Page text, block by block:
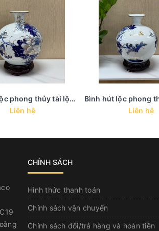
Bình hút lộc phong thủy tài lộc trưng bày in họa tiết vàng kim - BHL 37 - Vẽ tay thủ công
Liên hệ
Liên hệ
CHÍNH SÁCH
Hình thức thanh toán
Chính sách vận chuyển
Chính sách đổi/trả hàng và hoàn tiền